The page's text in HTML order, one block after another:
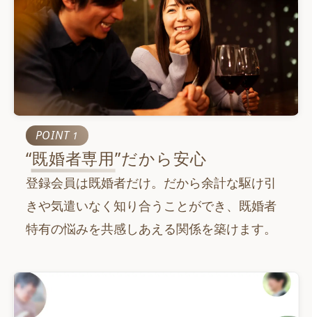
POINT 1
“既婚者専用”だから安心
登録会員は既婚者だけ。だから余計な駆け引
きや気遣いなく知り合うことができ、既婚者
特有の悩みを共感しあえる関係を築けます。